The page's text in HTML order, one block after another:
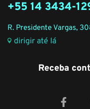
+55 14 3434-
R. Presidente Vargas,
dirigir até lá
Receba